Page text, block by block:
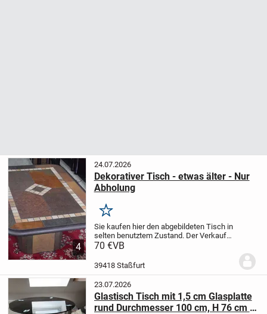
4
24.07.2026
Dekorativer Tisch - etwas älter - Nur
Abholung
Merken
Sie kaufen hier den abgebildeten Tisch in
selten benutztem Zustand. Der Verkauf
erfolgt unter Ausschluss jeglicher
Rücknahme. Der Käufer erklärt sich damit
einverstanden...
70 €VB
39418 Staßfurt
23.07.2026
Glastisch Tisch mit 1,5 cm Glasplatte
rund Durchmesser 100 cm, H 76 cm 4